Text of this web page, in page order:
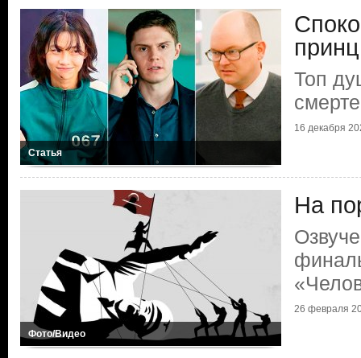
Статья
принц
Топ
16 декабря
Фото/Видео
На
26 февраля